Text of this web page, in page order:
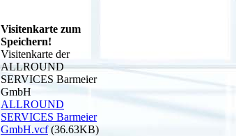
Visitenkarte zum
Speichern!
Visitenkarte der
ALLROUND
SERVICES Barmeier
GmbH
ALLROUND
SERVICES Barmeier
GmbH.vcf(36.63KB)